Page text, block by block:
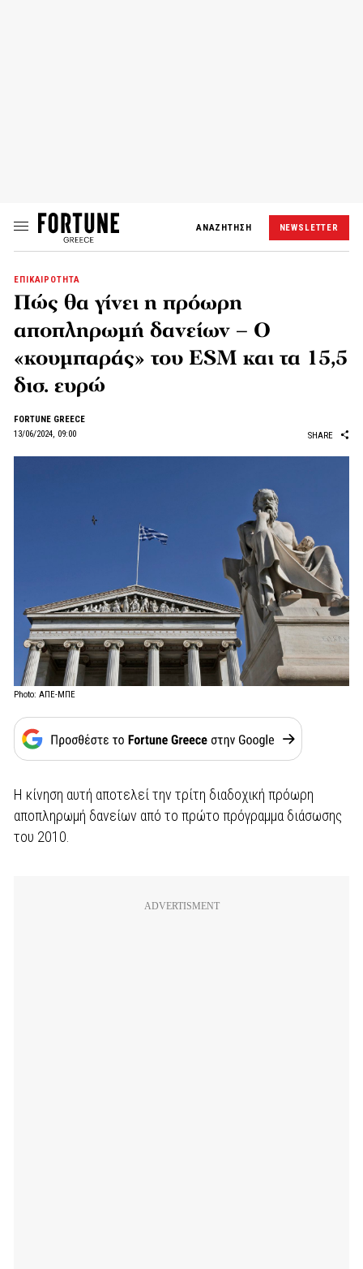
ΑΝΑΖΗΤΗΣΗ NEWSLETTER
ΕΠΙΚΑΙΡΟΤΗΤΑ
Πώς θα γίνει η πρόωρη
αποπληρωμή δανείων – Ο
«κουμπαράς» του ESM και τα 15,5
δισ. ευρώ
FORTUNE GREECE
13/06/2024, 09:00
SHARE
Photo: ΑΠΕ-ΜΠΕ
Η κίνηση αυτή αποτελεί την τρίτη διαδοχική πρόωρη
αποπληρωμή δανείων από το πρώτο πρόγραμμα διάσωσης
του 2010.